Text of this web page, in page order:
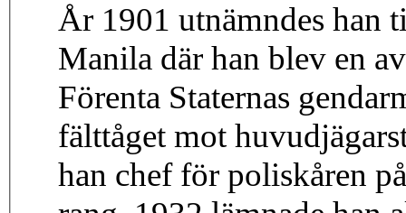
År 1901 utnämndes han
Manila där han blev en
Förenta Staternas
fälttåget mot
han chef för poliskåren